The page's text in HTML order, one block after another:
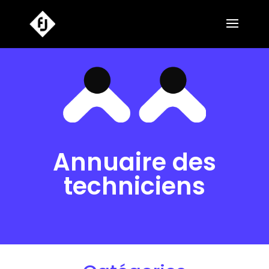
Annuaire des
techniciens